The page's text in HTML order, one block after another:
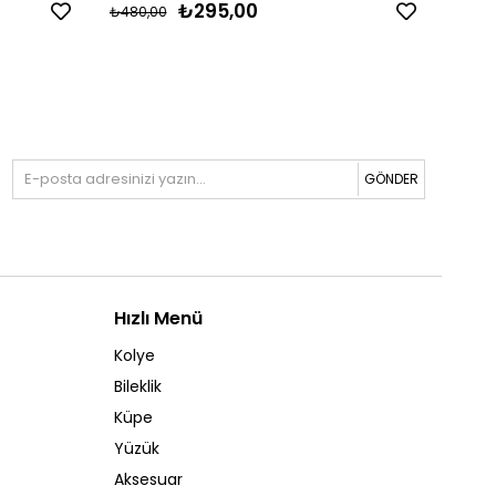
₺295,00
₺480,00
GÖNDER
Hızlı Menü
Kolye
Bileklik
Küpe
Yüzük
Aksesuar